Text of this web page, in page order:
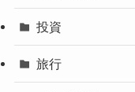
投資
旅行